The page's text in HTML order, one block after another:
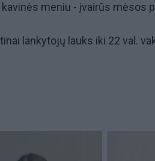
meniu - įvairūs mėsos
lankytojų lauks iki 22 val.